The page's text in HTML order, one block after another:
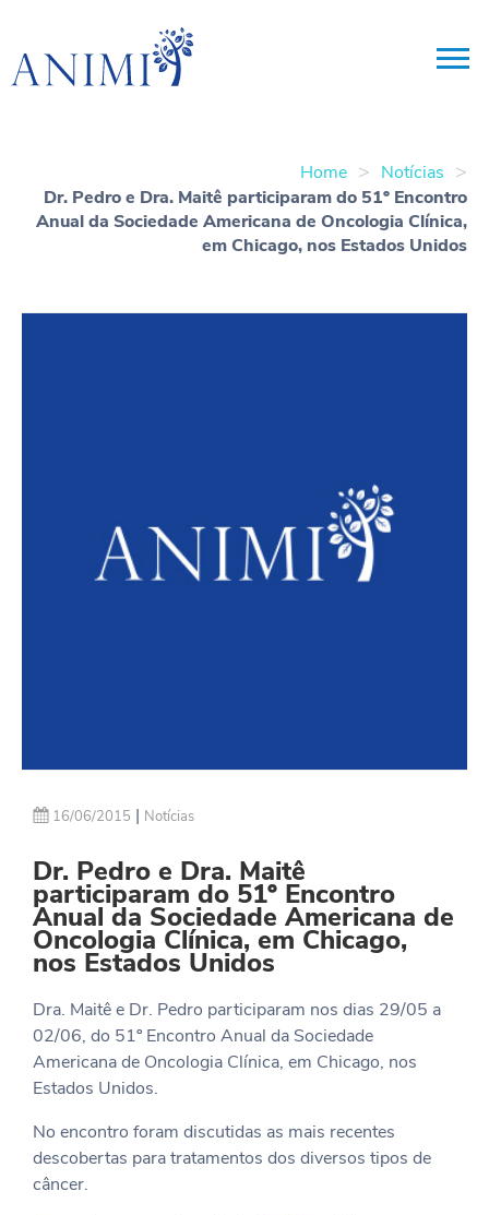
Home > Notícias >
Dr. Pedro e Dra. Maitê participaram do 51º Encontro
Anual da Sociedade Americana de Oncologia Clínica,
em Chicago, nos Estados Unidos
16/06/2015 | Notícias
Dr. Pedro e Dra. Maitê
participaram do 51º Encontro
Anual da Sociedade Americana de
Oncologia Clínica, em Chicago,
nos Estados Unidos
Dra. Maitê e Dr. Pedro participaram nos dias 29/05 a
02/06, do 51º Encontro Anual da Sociedade
Americana de Oncologia Clínica, em Chicago, nos
Estados Unidos.
No encontro foram discutidas as mais recentes
descobertas para tratamentos dos diversos tipos de
câncer.